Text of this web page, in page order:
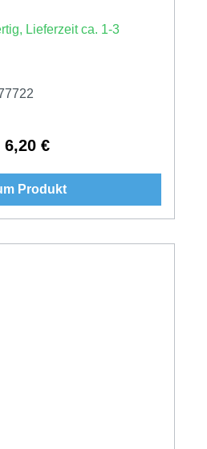
Lieferzeit ca. 1-3
Regulärer Preis:
6,20 €
Produkt